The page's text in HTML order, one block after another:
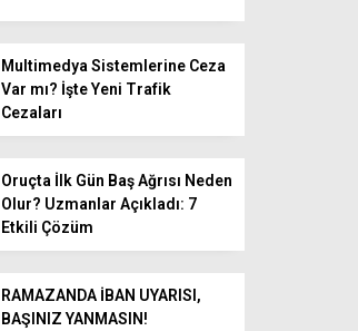
Multimedya Sistemlerine Ceza
Var mı? İşte Yeni Trafik
Cezaları
Oruçta İlk Gün Baş Ağrısı Neden
Olur? Uzmanlar Açıkladı: 7
Etkili Çözüm
RAMAZANDA İBAN UYARISI,
BAŞINIZ YANMASIN!